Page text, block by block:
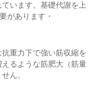
います。基礎代謝を上
があります・
重力下で強い筋収縮を
るような筋肥大（筋量
ん。